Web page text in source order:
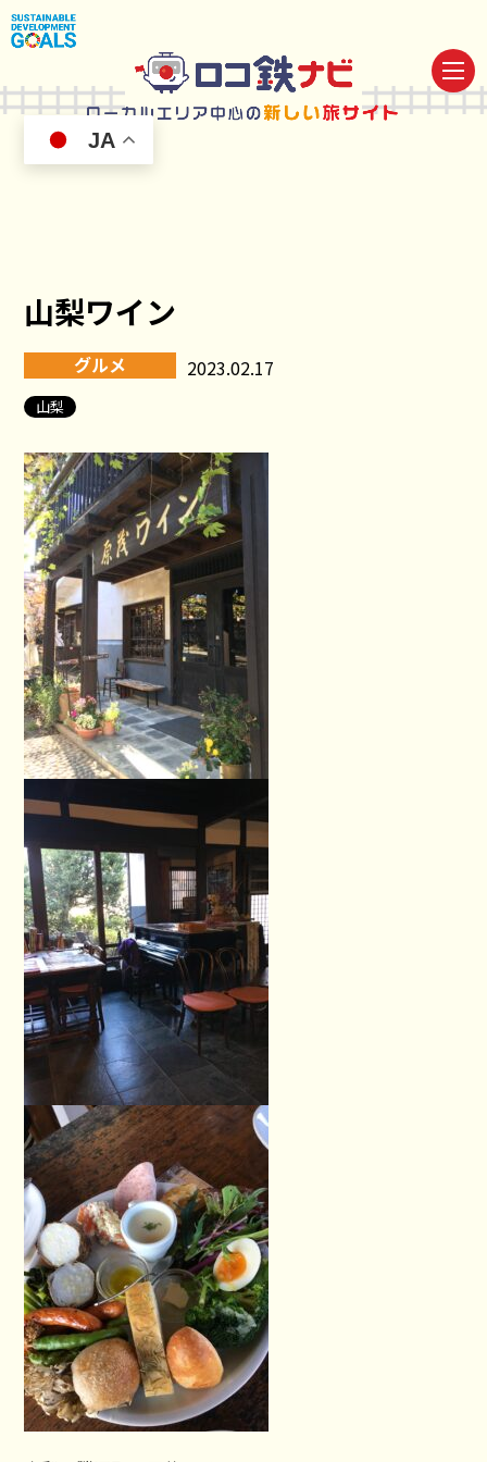
JA
山梨ワイン
グルメ 2023.02.17
山梨